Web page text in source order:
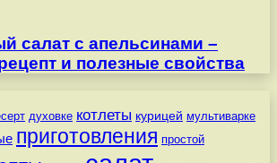
салат с апельсинами –
и полезные свойства
духовке котлеты курицей мультиварке
приготовления простой